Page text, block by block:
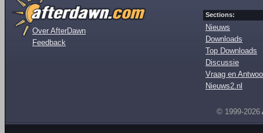
Over AfterDawn
Feedback
Sections:
Nieuws
Downloads
Top Downloads
Discussie
Vraag en
Nieuws2.nl
© 1999-2026